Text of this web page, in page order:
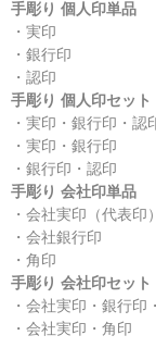
手彫り 個人印単品
・実印
・銀行印
・認印
手彫り 個人印セット
・実印・銀行印・認
・実印・銀行印
・銀行印・認印
手彫り 会社印単品
・会社実印（代表印）
・会社銀行印
・角印
手彫り 会社印セット
・会社実印・銀行印
・会社実印・角印